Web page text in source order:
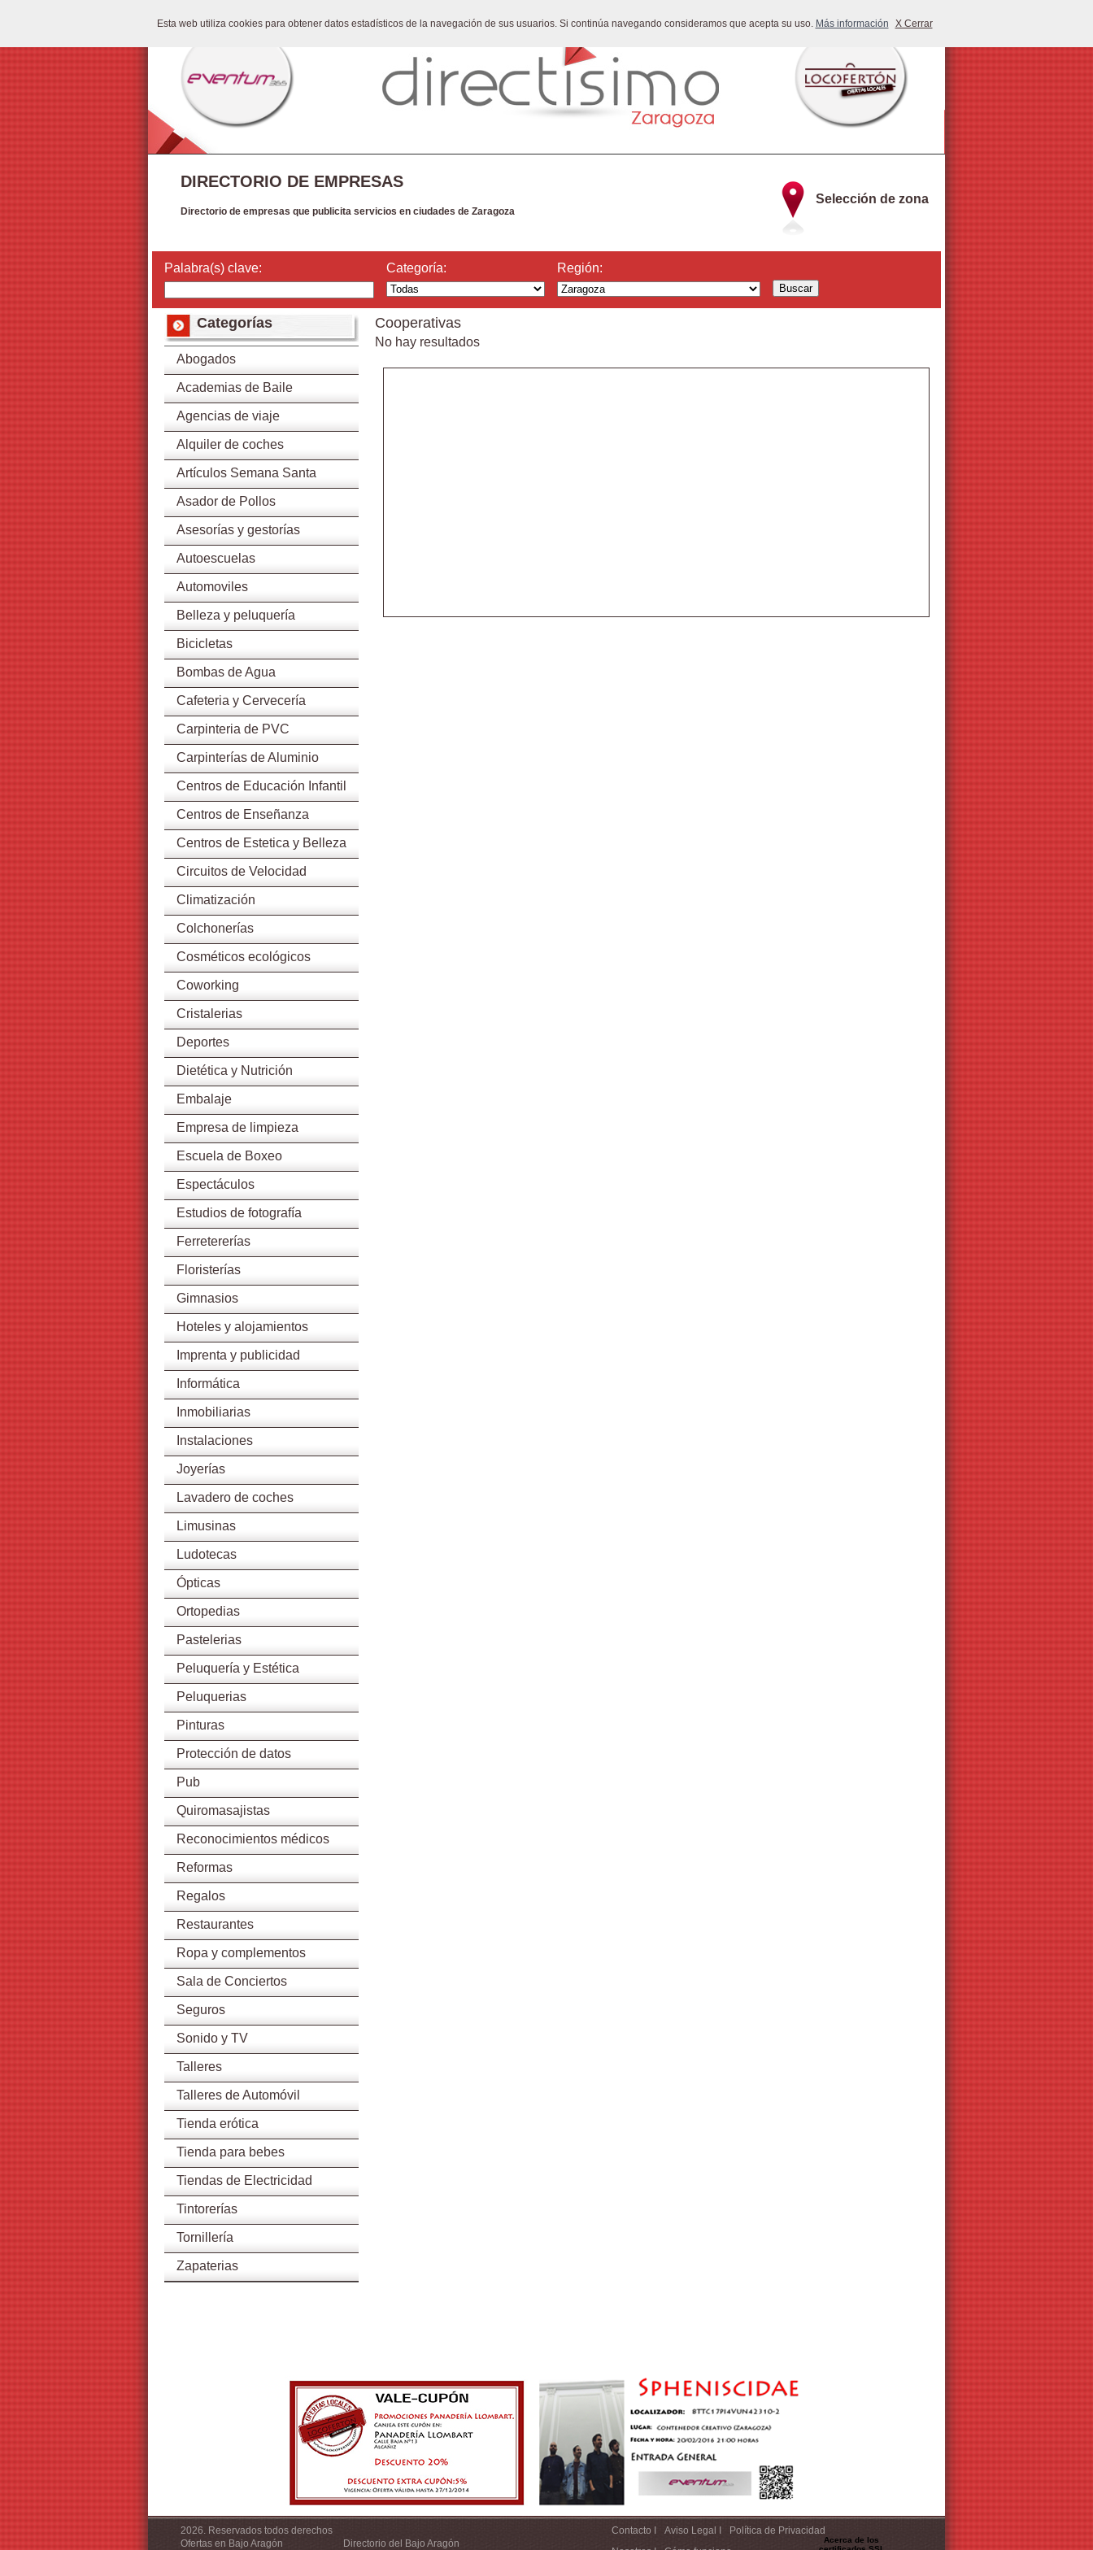
Esta web utiliza cookies para obtener datos estadísticos de la navegación de sus usuarios. Si continúa navegando consideramos que acepta su uso. Más información X Cerrar
Selección de zona
DIRECTORIO DE EMPRESAS
Directorio de empresas que publicita servicios en ciudades de Zaragoza
Palabra(s) clave: Categoría: Región:
Categorías
Abogados
Academias de Baile
Agencias de viaje
Alquiler de coches
Artículos Semana Santa
Asador de Pollos
Asesorías y gestorías
Autoescuelas
Automoviles
Belleza y peluquería
Bicicletas
Bombas de Agua
Cafeteria y Cervecería
Carpinteria de PVC
Carpinterías de Aluminio
Centros de Educación Infantil
Centros de Enseñanza
Centros de Estetica y Belleza
Circuitos de Velocidad
Climatización
Colchonerías
Cosméticos ecológicos
Coworking
Cristalerias
Deportes
Dietética y Nutrición
Embalaje
Empresa de limpieza
Escuela de Boxeo
Espectáculos
Estudios de fotografía
Ferretererías
Floristerías
Gimnasios
Hoteles y alojamientos
Imprenta y publicidad
Informática
Inmobiliarias
Instalaciones
Joyerías
Lavadero de coches
Limusinas
Ludotecas
Ópticas
Ortopedias
Pastelerias
Peluquería y Estética
Peluquerias
Pinturas
Protección de datos
Pub
Quiromasajistas
Reconocimientos médicos
Reformas
Regalos
Restaurantes
Ropa y complementos
Sala de Conciertos
Seguros
Sonido y TV
Talleres
Talleres de Automóvil
Tienda erótica
Tienda para bebes
Tiendas de Electricidad
Tintorerías
Tornillería
Zapaterias
Cooperativas
No hay resultados
2026. Reservados todos derechos
Ofertas en Bajo Aragón
Directorio del Bajo Aragón
Contacto I Aviso Legal I
Política de Privacidad
Acerca de los